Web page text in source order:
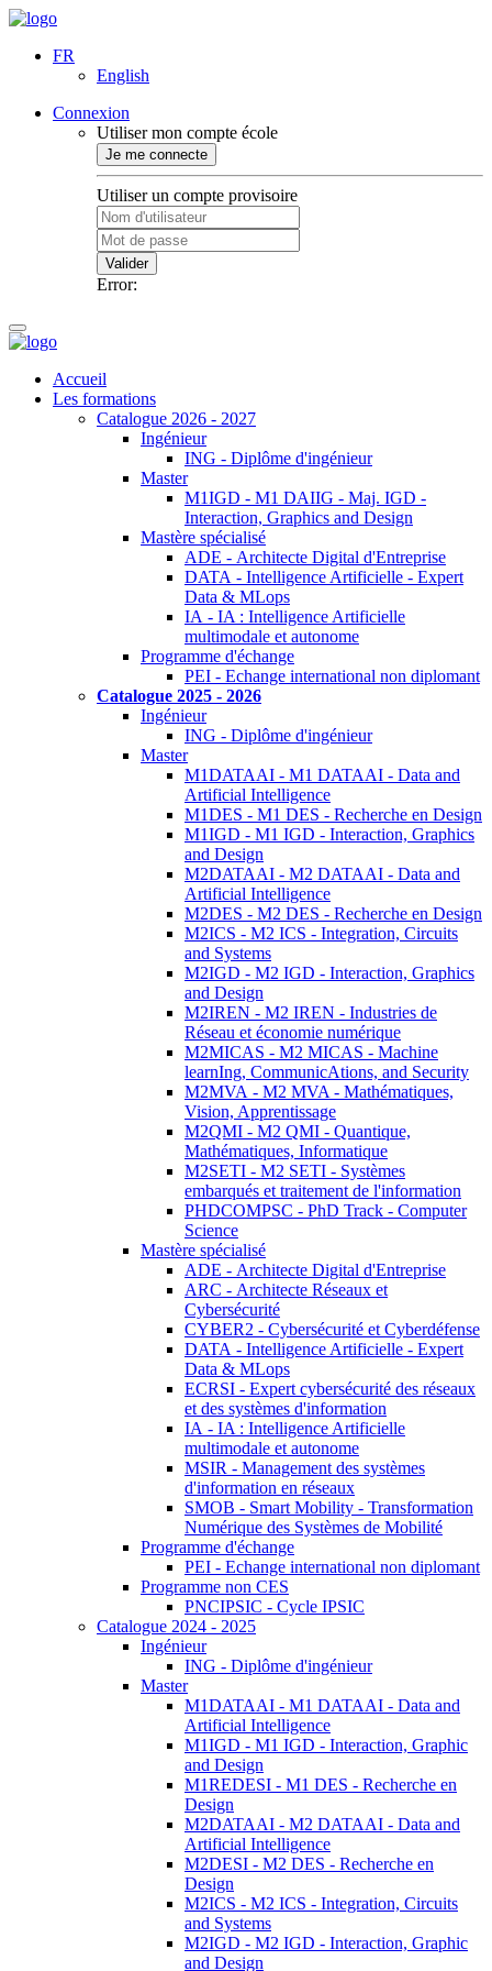
FR
English
Connexion
Utiliser mon compte école
Je me connecte
Utiliser un compte provisoire
Valider
Error:
Accueil
Les formations
Catalogue 2026 - 2027
Ingénieur
ING - Diplôme d'ingénieur
Master
M1IGD - M1 DAIIG - Maj. IGD -
Interaction, Graphics and Design
Mastère spécialisé
ADE - Architecte Digital d'Entreprise
DATA - Intelligence Artificielle - Expert
Data & MLops
IA - IA : Intelligence Artificielle
multimodale et autonome
Programme d'échange
PEI - Echange international non diplomant
Catalogue 2025 - 2026
Ingénieur
ING - Diplôme d'ingénieur
Master
M1DATAAI - M1 DATAAI - Data and
Artificial Intelligence
M1DES - M1 DES - Recherche en Design
M1IGD - M1 IGD - Interaction, Graphics
and Design
M2DATAAI - M2 DATAAI - Data and
Artificial Intelligence
M2DES - M2 DES - Recherche en Design
M2ICS - M2 ICS - Integration, Circuits
and Systems
M2IGD - M2 IGD - Interaction, Graphics
and Design
M2IREN - M2 IREN - Industries de
Réseau et économie numérique
M2MICAS - M2 MICAS - Machine
learnIng, CommunicAtions, and Security
M2MVA - M2 MVA - Mathématiques,
Vision, Apprentissage
M2QMI - M2 QMI - Quantique,
Mathématiques, Informatique
M2SETI - M2 SETI - Systèmes
embarqués et traitement de l'information
PHDCOMPSC - PhD Track - Computer
Science
Mastère spécialisé
ADE - Architecte Digital d'Entreprise
ARC - Architecte Réseaux et
Cybersécurité
CYBER2 - Cybersécurité et Cyberdéfense
DATA - Intelligence Artificielle - Expert
Data & MLops
ECRSI - Expert cybersécurité des réseaux
et des systèmes d'information
IA - IA : Intelligence Artificielle
multimodale et autonome
MSIR - Management des systèmes
d'information en réseaux
SMOB - Smart Mobility - Transformation
Numérique des Systèmes de Mobilité
Programme d'échange
PEI - Echange international non diplomant
Programme non CES
PNCIPSIC - Cycle IPSIC
Catalogue 2024 - 2025
Ingénieur
ING - Diplôme d'ingénieur
Master
M1DATAAI - M1 DATAAI - Data and
Artificial Intelligence
M1IGD - M1 IGD - Interaction, Graphic
and Design
M1REDESI - M1 DES - Recherche en
Design
M2DATAAI - M2 DATAAI - Data and
Artificial Intelligence
M2DESI - M2 DES - Recherche en
Design
M2ICS - M2 ICS - Integration, Circuits
and Systems
M2IGD - M2 IGD - Interaction, Graphic
and Design